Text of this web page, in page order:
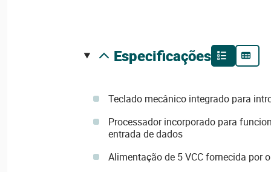
especificações
Teclado mecânico integrado para
Processador incorporado para
entrada de dados
Alimentação de 5 VCC fornecida por